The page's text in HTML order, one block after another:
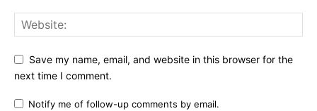
Save my name, email, and website in this browser for the
next time I comment.
Notify me of follow-up comments by email.